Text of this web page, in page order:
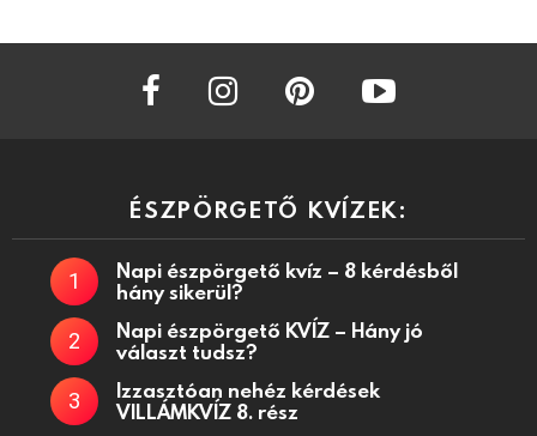
facebook instagram
ÉSZPÖRGETŐ KVÍZEK:
Napi észpörgető kvíz – 8 kérdésből
hány sikerül?
Napi észpörgető KVÍZ – Hány jó
választ tudsz?
Izzasztóan nehéz kérdések
VILLÁMKVÍZ 8. rész